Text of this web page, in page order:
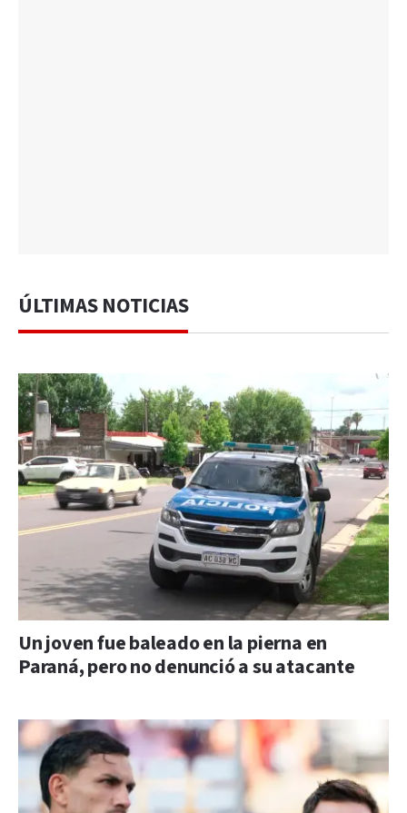
ÚLTIMAS NOTICIAS
Un joven fue baleado en la pierna en
Paraná, pero no denunció a su atacante